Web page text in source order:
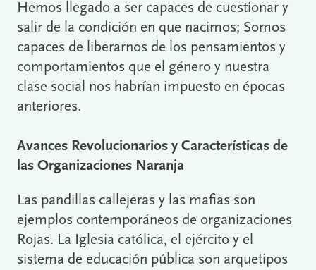
Hemos llegado a ser capaces de cuestionar y
salir de la condición en que nacimos; Somos
capaces de liberarnos de los pensamientos y
comportamientos que el género y nuestra
clase social nos habrían impuesto en épocas
anteriores.
Avances Revolucionarios y Características de
las Organizaciones Naranja
Las pandillas callejeras y las mafias son
ejemplos contemporáneos de organizaciones
Rojas. La Iglesia católica, el ejército y el
sistema de educación pública son arquetipos